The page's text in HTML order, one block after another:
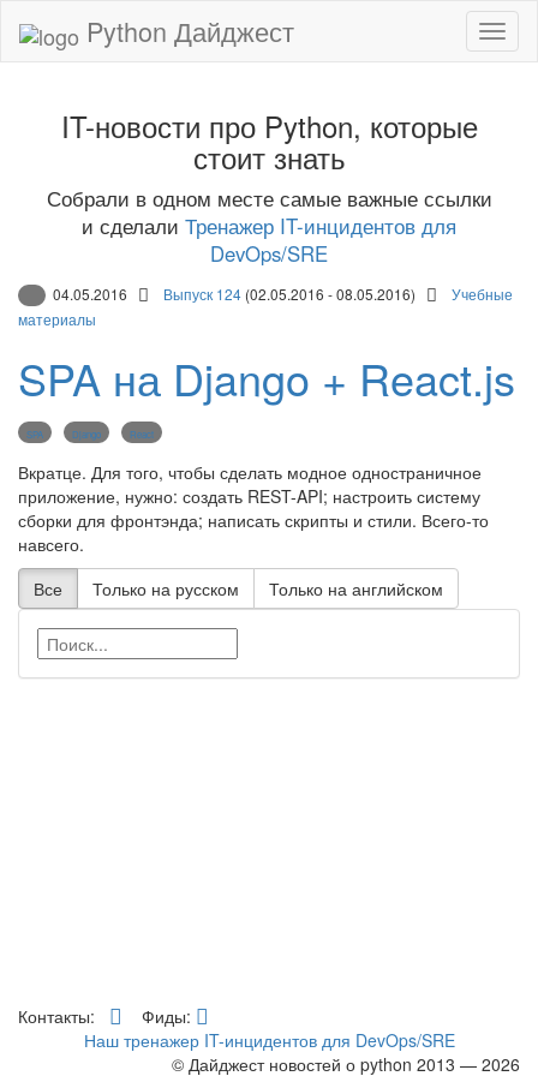
Python Дайджест
IT-новости про Python, которые
стоит знать
Собрали в одном месте самые важные ссылки
и сделали Тренажер IT-инцидентов для
DevOps/SRE
04.05.2016 Выпуск 124 (02.05.2016 - 08.05.2016)
Учебные
материалы
SPA на Django + React.js
SPA Django React
Вкратце. Для того, чтобы сделать модное одностраничное
приложение, нужно: создать REST-API; настроить систему
сборки для фронтэнда; написать скрипты и стили. Всего-то
навсего.
Все
Только на русском Только на английском
Контакты:
Фиды:
Наш тренажер IT-инцидентов для DevOps/SRE
© Дайджест новостей о python 2013 — 2026